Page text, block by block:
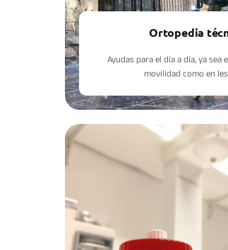
Ortopedia
Ayudas para el día a día, ya sea
movilidad como en